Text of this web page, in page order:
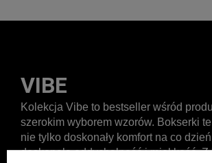
VIBE
Kolekcja Vibe to bestseller wśród
szerokim wyborem wzorów. Bokserki
nie tylko doskonały komfort na co
doskonałą oddychalność i miękkość.